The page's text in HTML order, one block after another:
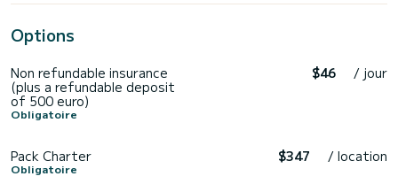
Options
Non refundable insurance
(plus a refundable deposit
of 500 euro)
Obligatoire
$46 / jour
Pack Charter
Obligatoire
$347 / location